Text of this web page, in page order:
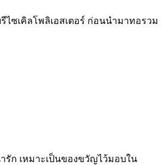
ไซเคิลโพลิเอสเตอร์ ก่อนนำมาทอรวม
ก เหมาะเป็นของขวัญไว้มอบใน